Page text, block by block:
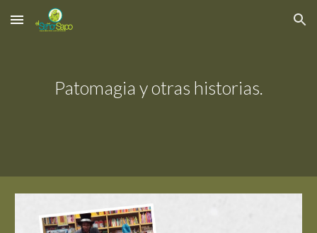
Skip to main content Skip to navigation
Patomagia y otras historias.